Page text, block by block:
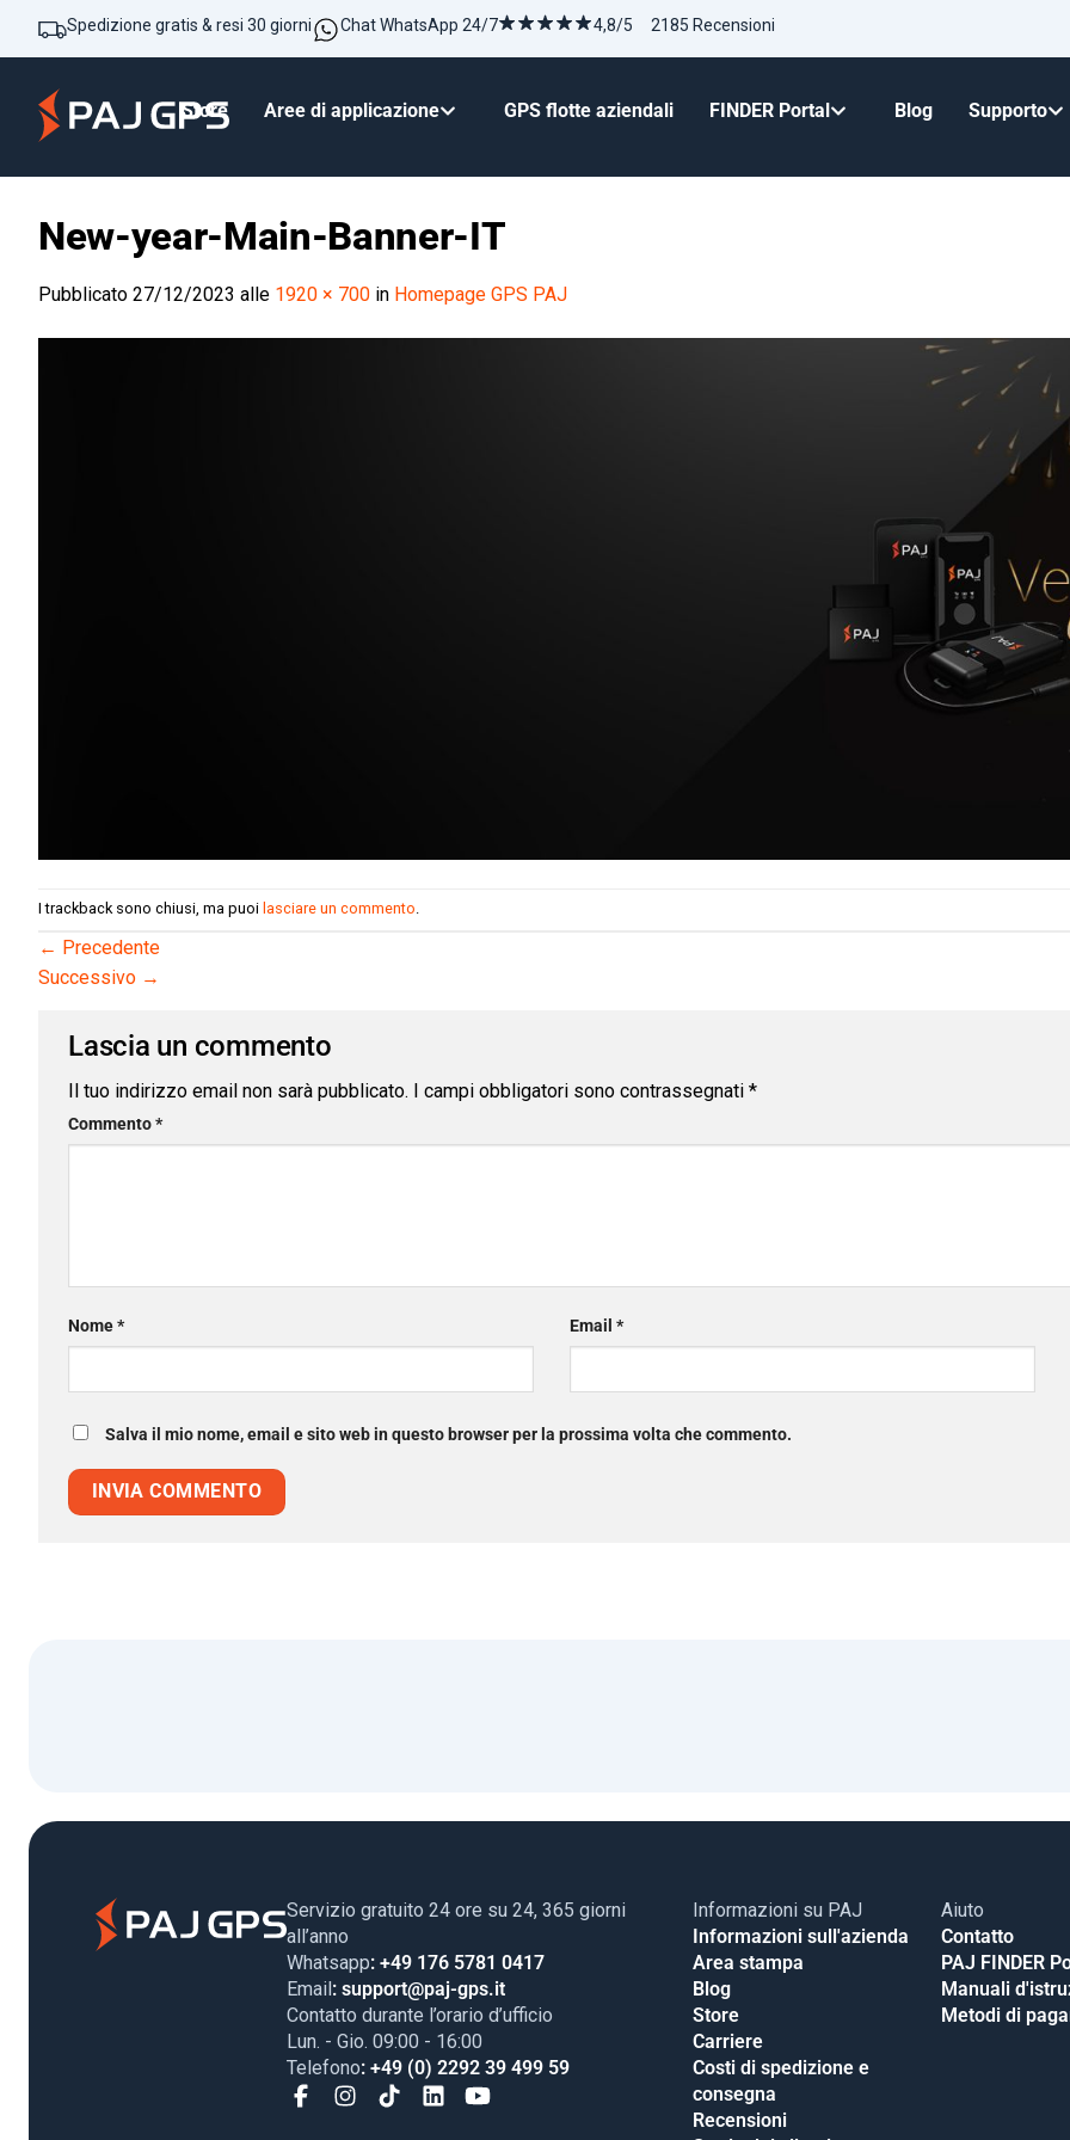
Spedizione gratis & resi 30 giorni Chat WhatsApp 24/7 4,8/5 2185 Recensioni
Store Aree di applicazione GPS flotte aziendali FINDER Portal Blog Supporto
New-year-Main-Banner-IT
Pubblicato 27/12/2023 alle 1920 × 700 in Homepage GPS PAJ
I trackback sono chiusi, ma puoi lasciare un commento.
← Precedente
Successivo →
Lascia un commento
Il tuo indirizzo email non sarà pubblicato. I campi obbligatori sono contrassegnati *
Commento*
Nome* Email *
Salva il mio nome, email e sito web in questo browser per la prossima volta che commento.
Servizio gratuito 24 ore su 24, 365 giorni
all’anno
Whatsapp: +49 176 5781 0417
Email: support@paj-gps.it
Contatto durante l’orario d’ufficio
Lun. - Gio. 09:00 - 16:00
Telefono: +49 (0) 2292 39 499 59
Informazioni su PAJ
Informazioni sull'azienda
Area stampa
Blog
Store
Carriere
Costi di spedizione e
consegna
Recensioni
Aiuto
Contatto
PAJ FINDER
Manuali
Metodi di